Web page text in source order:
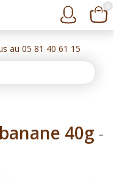
au 05 81 40 61 15
40g -
0